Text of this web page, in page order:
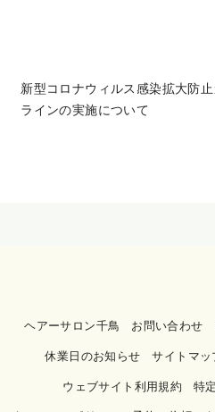
新型コロナウィルス感染拡大防止
ラインの実施について
ヘアーサロン千鳥 お問い合わせ
休業日のお知らせ サイトマッ
ウェブサイト利用規約 特